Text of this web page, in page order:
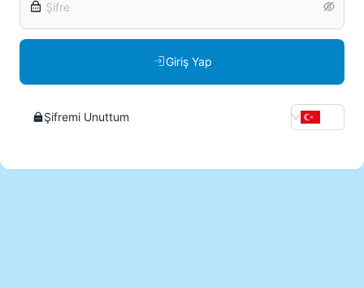
Giriş Yap
Şifremi Unuttum